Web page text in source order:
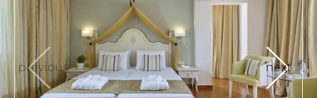
previous next